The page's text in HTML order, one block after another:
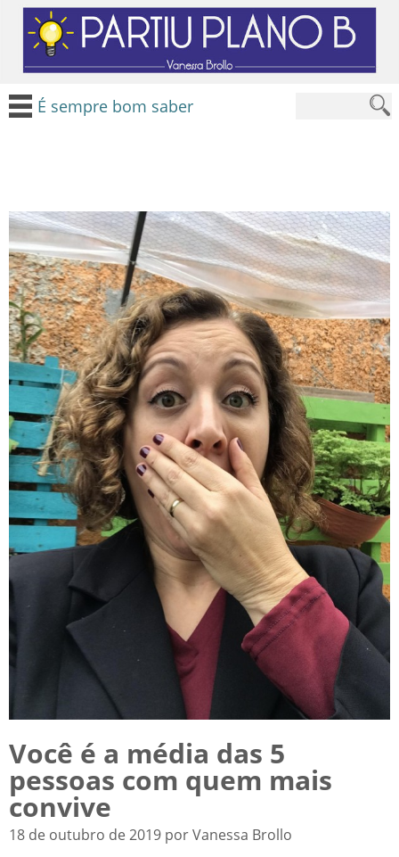
É sempre bom saber
Você é a média das 5
pessoas com quem mais
convive
18 de outubro de 2019 por Vanessa Brollo